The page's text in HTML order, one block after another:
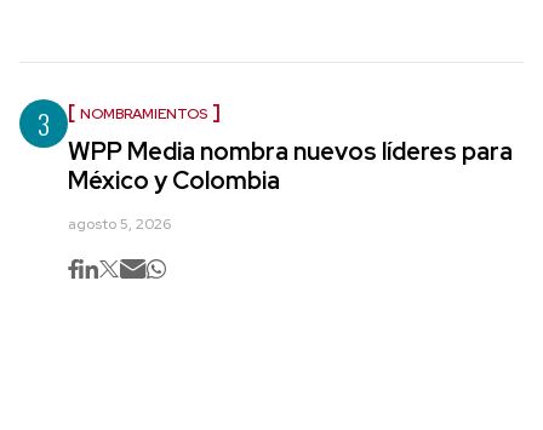
3 NOMBRAMIENTOS
WPP Media nombra nuevos líderes para
México y Colombia
agosto 5, 2026